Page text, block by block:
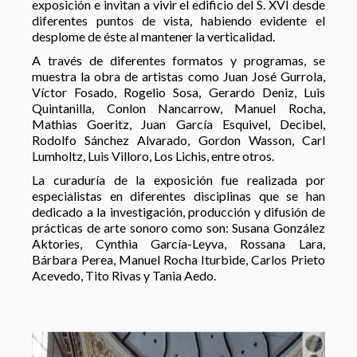
exposición e invitan a vivir el edificio del S. XVI desde
diferentes puntos de vista, habiendo evidente el
desplome de éste al mantener la verticalidad.
A través de diferentes formatos y programas, se
muestra la obra de artistas como Juan José Gurrola,
Víctor Fosado, Rogelio Sosa, Gerardo Deniz, Luis
Quintanilla, Conlon Nancarrow, Manuel Rocha,
Mathias Goeritz, Juan García Esquivel, Decibel,
Rodolfo Sánchez Alvarado, Gordon Wasson, Carl
Lumholtz, Luis Villoro, Los Lichis, entre otros.
La curaduría de la exposición fue realizada por
especialistas en diferentes disciplinas que se han
dedicado a la investigación, producción y difusión de
prácticas de arte sonoro como son: Susana González
Aktories, Cynthia García-Leyva, Rossana Lara,
Bárbara Perea, Manuel Rocha Iturbide, Carlos Prieto
Acevedo, Tito Rivas y Tania Aedo.